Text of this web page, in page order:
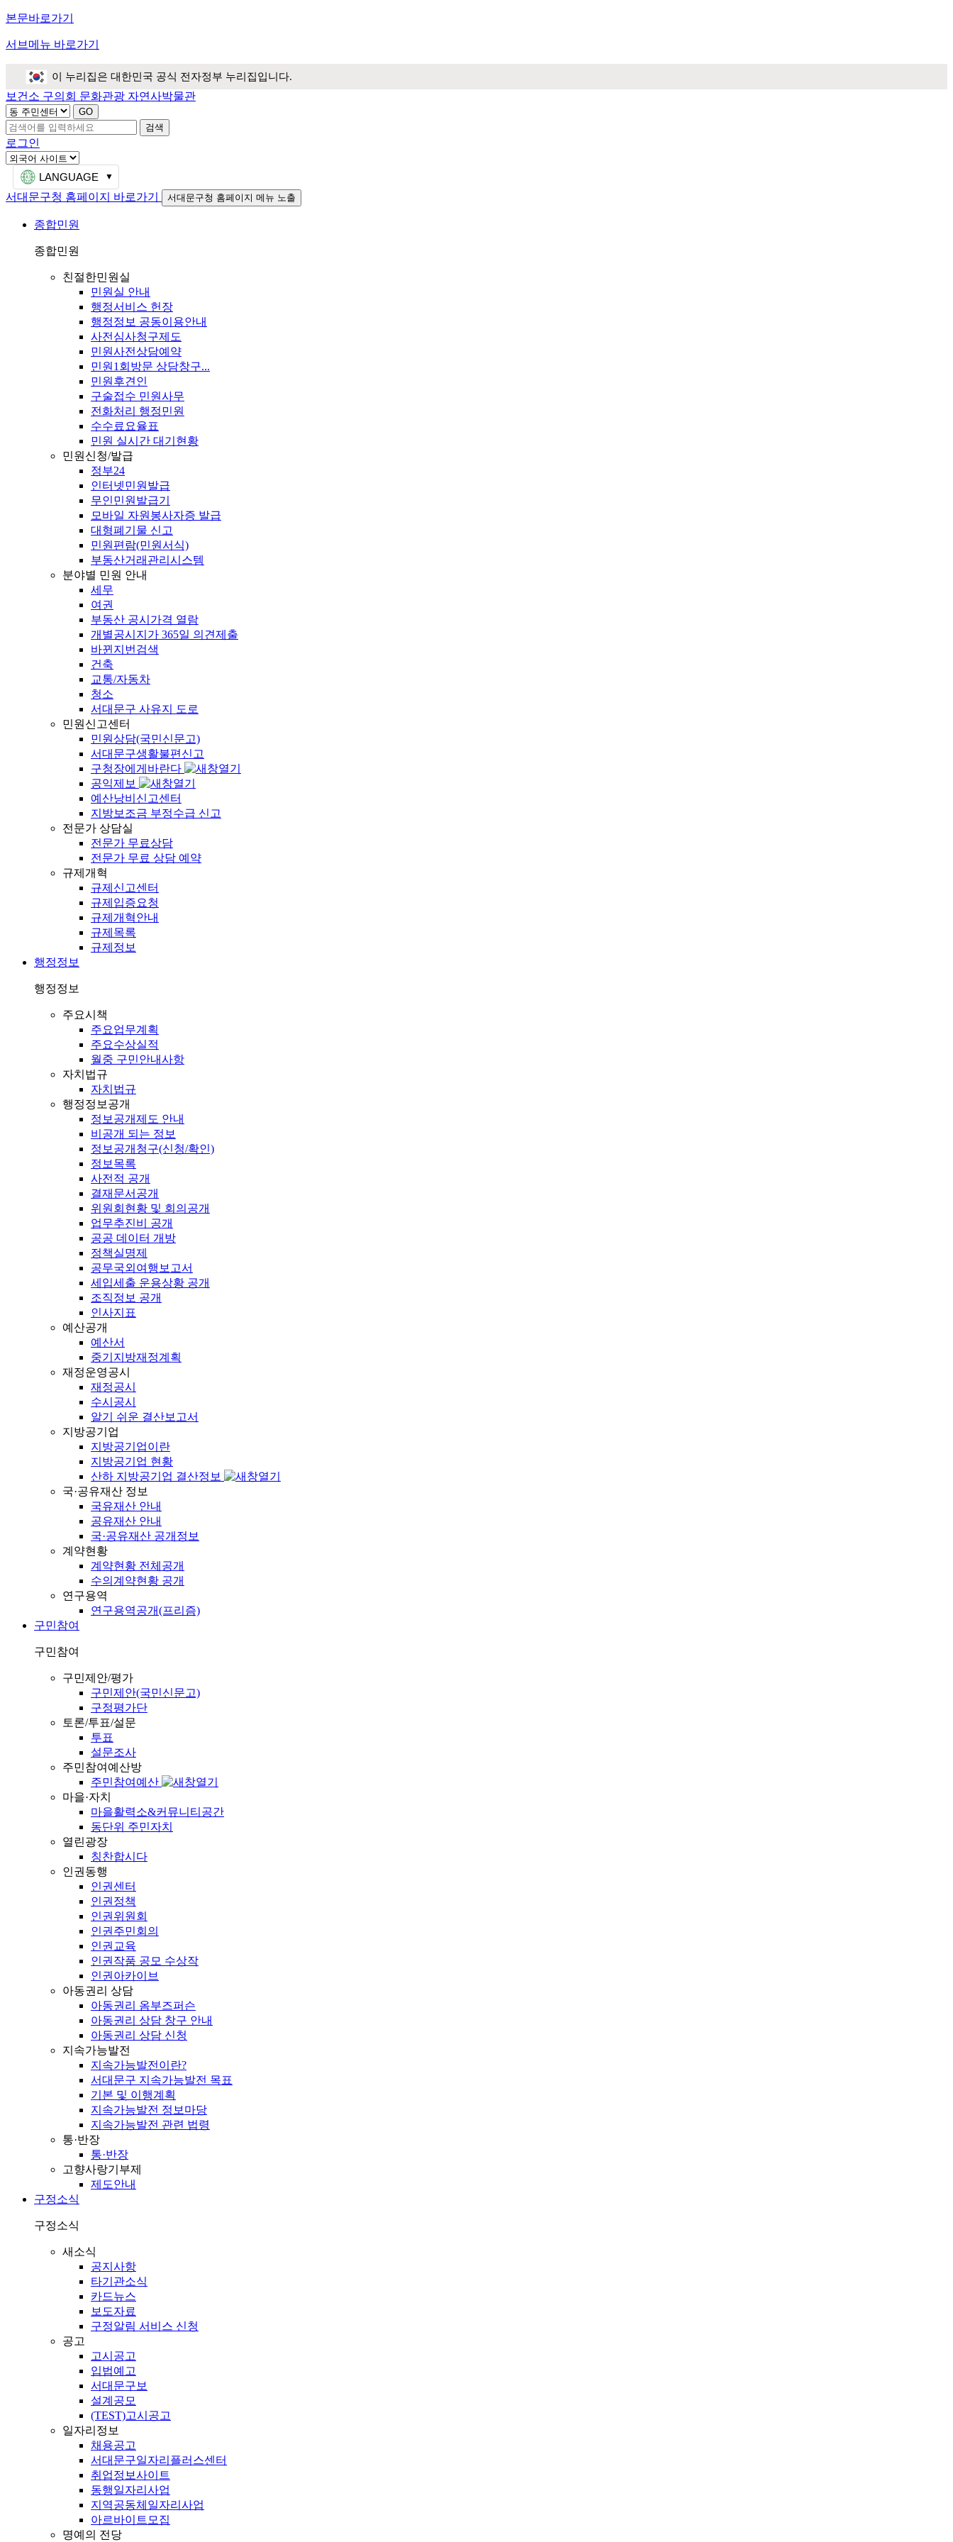
본문바로가기
서브메뉴 바로가기
이 누리집은 대한민국 공식 전자정부 누리집입니다.
보건소 구의회 문화관광 자연사박물관
검색
로그인
LANGUAGE
서대문구청 홈페이지 바로가기
서대문구청 홈페이지 메뉴 노출
종합민원
종합민원
친절한민원실
민원실 안내
행정서비스 헌장
행정정보 공동이용안내
사전심사청구제도
민원사전상담예약
민원1회방문 상담창구...
민원후견인
구술접수 민원사무
전화처리 행정민원
수수료요율표
민원 실시간 대기현황
민원신청/발급
정부24
인터넷민원발급
무인민원발급기
모바일 자원봉사자증 발급
대형폐기물 신고
민원편람(민원서식)
부동산거래관리시스템
분야별 민원 안내
세무
여권
부동산 공시가격 열람
개별공시지가 365일 의견제출
바뀐지번검색
건축
교통/자동차
청소
서대문구 사유지 도로
민원신고센터
민원상담(국민신문고)
서대문구생활불편신고
구청장에게바란다
공익제보
예산낭비신고센터
지방보조금 부정수급 신고
전문가 상담실
전문가 무료상담
전문가 무료 상담 예약
규제개혁
규제신고센터
규제입증요청
규제개혁안내
규제목록
규제정보
행정정보
행정정보
주요시책
주요업무계획
주요수상실적
월중 구민안내사항
자치법규
자치법규
행정정보공개
정보공개제도 안내
비공개 되는 정보
정보공개청구(신청/확인)
정보목록
사전적 공개
결재문서공개
위원회현황 및 회의공개
업무추진비 공개
공공 데이터 개방
정책실명제
공무국외여행보고서
세입세출 운용상황 공개
조직정보 공개
인사지표
예산공개
예산서
중기지방재정계획
재정운영공시
재정공시
수시공시
알기 쉬운 결산보고서
지방공기업
지방공기업이란
지방공기업 현황
산하 지방공기업 결산정보
국·공유재산 정보
국유재산 안내
공유재산 안내
국·공유재산 공개정보
계약현황
계약현황 전체공개
수의계약현황 공개
연구용역
연구용역공개(프리즘)
구민참여
구민참여
구민제안/평가
구민제안(국민신문고)
구정평가단
토론/투표/설문
투표
설문조사
주민참여예산방
주민참여예산
마을·자치
마을활력소&커뮤니티공간
동단위 주민자치
열린광장
칭찬합시다
인권동행
인권센터
인권정책
인권위원회
인권주민회의
인권교육
인권작품 공모 수상작
인권아카이브
아동권리 상담
아동권리 옴부즈퍼슨
아동권리 상담 창구 안내
아동권리 상담 신청
지속가능발전
지속가능발전이란?
서대문구 지속가능발전 목표
기본 및 이행계획
지속가능발전 정보마당
지속가능발전 관련 법령
통·반장
통·반장
고향사랑기부제
제도안내
구정소식
구정소식
새소식
공지사항
타기관소식
카드뉴스
보도자료
구정알림 서비스 신청
공고
고시공고
입법예고
서대문구보
설계공모
(TEST)고시공고
일자리정보
채용공고
서대문구일자리플러스센터
취업정보사이트
동행일자리사업
지역공동체일자리사업
아르바이트모집
명예의 전당